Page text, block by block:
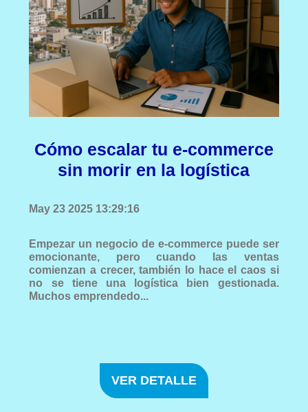
Cómo escalar tu e-commerce
sin morir en la logística
May 23 2025 13:29:16
Empezar un negocio de e-commerce puede ser
emocionante, pero cuando las ventas
comienzan a crecer, también lo hace el caos si
no se tiene una logística bien gestionada.
Muchos emprendedo...
VER DETALLE